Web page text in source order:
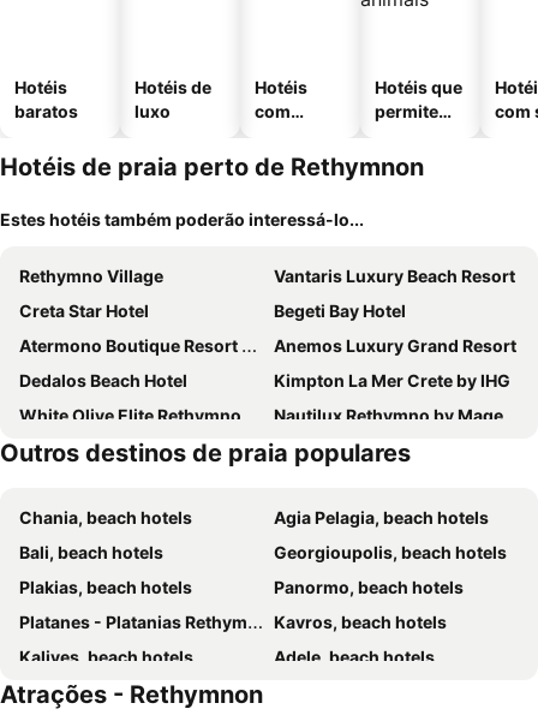
Hotéis
baratos
Hotéis de
luxo
Hotéis
com
Hotéis que
permitem
com
Hotéis de praia perto de Rethymnon
Estes hotéis também poderão interessá-lo...
Rethymno Village
Vantaris Luxury Beach Resort
Creta Star Hotel
Begeti Bay Hotel
Atermono Boutique Resort & Spa
Anemos Luxury Grand Resort
Dedalos Beach Hotel
Kimpton La Mer Crete by IHG
White Olive Elite Rethymno
Nautilux Rethymno by Mage Hotels
Vantaris Palace
Minos Mare Hotel
Petradi Beach Lounge Hotel
Orpheas Resort Hotel (Adults Only)
Creta Royal - Adults Only
Kriti Beach Hotel
Adele Beach Hotel
Azul Eco Hotel
Odyssia Beach Hotel
Atlantis Beach Hotel
Pearl Beach
Hotel Kathrin Beach
Aquila Rithymna Beach
Outros destinos de praia populares
Chania, beach hotels
Agia Pelagia, beach hotels
Bali, beach hotels
Georgioupolis, beach hotels
Plakias, beach hotels
Panormo, beach hotels
Platanes - Platanias Rethymnon, beach hotels
Kavros, beach hotels
Kalives, beach hotels
Adele, beach hotels
Skaleta, beach hotels
Atrações - Rethymnon